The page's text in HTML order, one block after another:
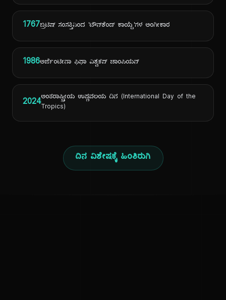
1767ಬ್ರಿಟಿಷ್ ಸಂಸತ್ತಿನಿಂದ 'ಟೌನ್‌ಶೆಂಡ್ ಕಾಯ್ದೆ'ಗಳ ಅಂಗೀಕಾರ
1986ಅರ್ಜೆಂಟೀನಾ ಫಿಫಾ ವಿಶ್ವಕಪ್ ಚಾಂಪಿಯನ್
2024ಅಂತರಾಷ್ಟ್ರೀಯ ಉಷ್ಣವಲಯ ದಿನ (International Day of the
Tropics)
ದಿನ ವಿಶೇಷಕ್ಕೆ ಹಿಂತಿರುಗಿ